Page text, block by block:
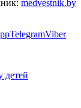
medvestnik.by
TelegramViber
детей